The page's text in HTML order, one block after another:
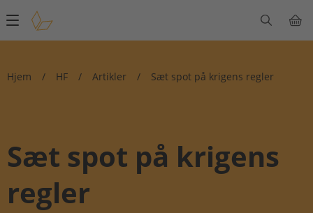
Main
navigation
Hjem / HF / Artikler / Sæt spot på krigens regler
Sæt spot på krigens
regler